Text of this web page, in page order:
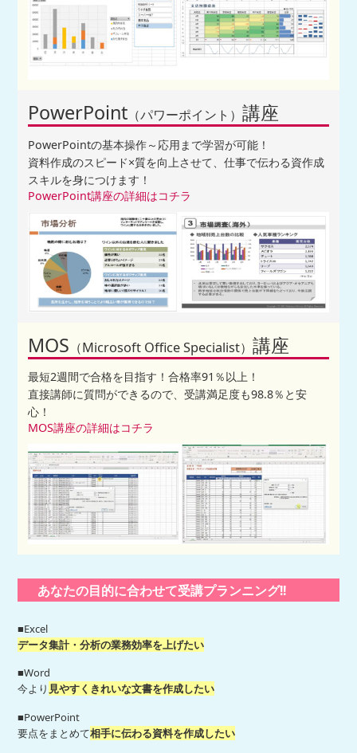
PowerPoint （パワーポイント）講座
PowerPointの基本操作～応用まで学習が可能！
資料作成のスピード×質を向上させて、仕事で伝わる資作成
スキルを身につけます！
PowerPoint講座の詳細はコチラ
MOS （Microsoft Office Specialist）講座
最短2週間で合格を目指す！合格率91％以上！
直接講師に質問ができるので、受講満足度も98.8％と安
心！
MOS講座の詳細はコチラ
あなたの目的に合わせて受講プランニング!!
■Excel
データ集計・分析の業務効率を上げたい
■Word
今より 見やすくきれいな文書を作成したい
■PowerPoint
要点をまとめて相手に伝わる資料を作成したい